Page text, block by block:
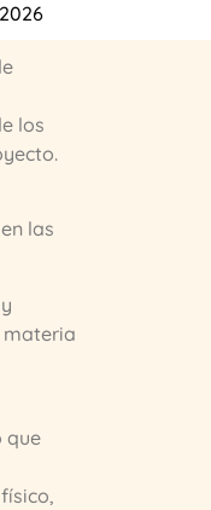
los
las
materia
que